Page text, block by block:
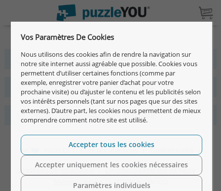
Plus de 4 millions de clients heureux
Conception rapide, simple et individuelle
Qualité premium avec 15 ans de garantie
WE PUZZLES |Foire aux questions |Confidentialité |
Conditions de rétractation|Conditions Générales de Vente
|
Mentions légales
| ©2026 puzzleYOU
Vos Paramètres De Cookies
Nous utilisons des cookies afin de rendre la navigation sur
notre site internet aussi agréable que possible. Cookies vous
permettent d’utiliser certaines fonctions (comme par
exemple, enregistrer votre panier d’achat pour votre
prochaine visite) ou d’ajuster le contenu et les publicités selon
vos intérêts personnels (tant sur nos pages que sur des sites
externes). D’autre part, les cookies nous permettent de mieux
comprendre comment notre site est utilisé.
Paramètres individuels
Accepter uniquement les cookies nécessaires
Accepter tous les cookies